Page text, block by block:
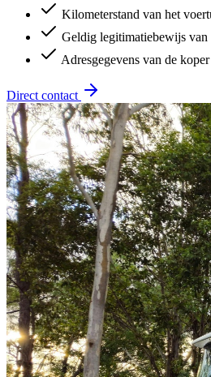
Kilometerstand van het
Geldig legitimatiebewijs van
Adresgegevens van de koper
Direct contact